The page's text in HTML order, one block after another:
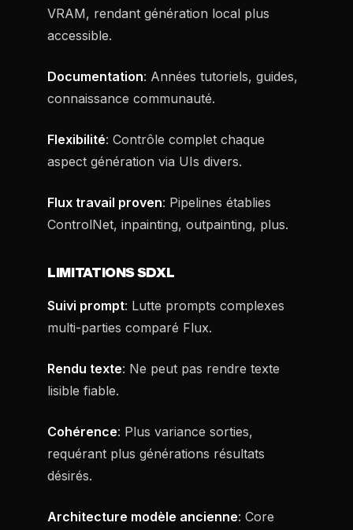
VRAM, rendant génération local plus
accessible.
Documentation: Années tutoriels, guides,
connaissance communauté.
Flexibilité: Contrôle complet chaque
aspect génération via UIs divers.
Flux travail proven: Pipelines établies
ControlNet, inpainting, outpainting, plus.
LIMITATIONS SDXL
Suivi prompt: Lutte prompts complexes
multi-parties comparé Flux.
Rendu texte: Ne peut pas rendre texte
lisible fiable.
Cohérence: Plus variance sorties,
requérant plus générations résultats
désirés.
Architecture modèle ancienne: Core